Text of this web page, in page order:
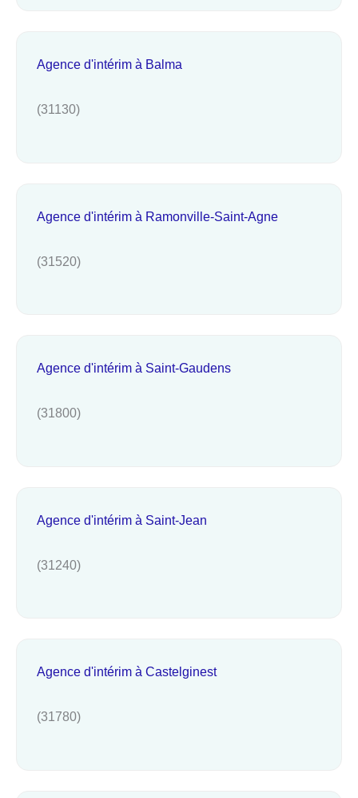
Agence d'intérim à Balma
(31130)
Agence d'intérim à Ramonville-Saint-Agne
(31520)
Agence d'intérim à Saint-Gaudens
(31800)
Agence d'intérim à Saint-Jean
(31240)
Agence d'intérim à Castelginest
(31780)